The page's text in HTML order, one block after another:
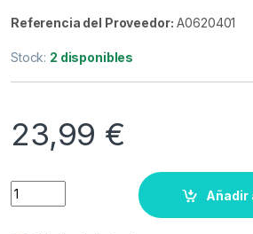
Referencia del Proveedor: A0620401
Stock: 2 disponibles
23,99 €
Añadir